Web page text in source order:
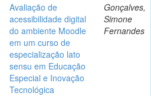
Avaliação de
acessibilidade digital
do ambiente Moodle
em um curso de
especialização lato
sensu em Educação
Especial e Inovação
Tecnológica
Gonçalves,
Simone
Fernandes